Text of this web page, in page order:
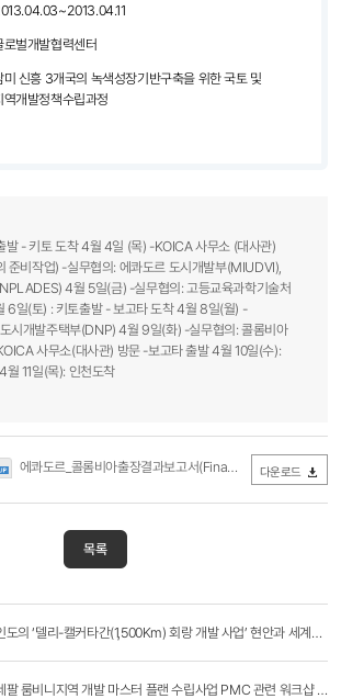
로벌개발협력센터
미 신흥 3개국의 녹색성장기반구축을 위한 국토 및
역개발정책수립과정
발 - 키토 도착 4월 4일 (목) -KOICA 사무소 (대사관)
준비작업) -실무협의: 에콰도르 도시개발부(MIUDVI),
4월 5일(금) -실무협의: 고등교육과학기술처
6일(토) : 키토출발 - 보고타 도착 4월 8일(월) -
시개발주택부(DNP) 4월 9일(화) -실무협의: 콜롬비아
사무소(대사관) 방문 -보고타 출발 4월 10일(수):
11일(목): 인천도착
에콰도르_콜롬비아출장결과보고서(Final).hwp (0Byte / 다운로드
다운로드
목록
인도의 ‘델리-캘커타간(1,500Km) 회랑 개발 사업’ 현안과 세계은행(남아시아 지역국)의 투자 및 컨설팅 현..
네팔 룸비니지역 개발 마스터 플랜 수립사업 PMC 관련 워크샵 참석